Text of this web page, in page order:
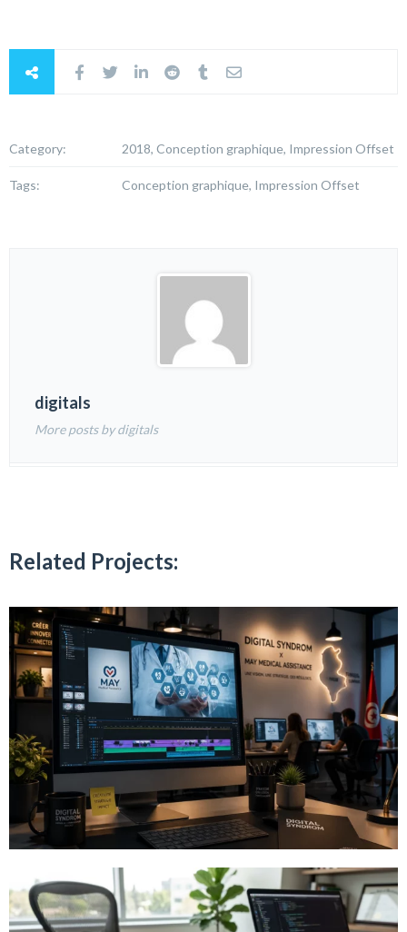
Category: 2018, Conception graphique, Impression Offset
Tags: Conception graphique, Impression Offset
digitals
More posts by digitals
Related Projects: